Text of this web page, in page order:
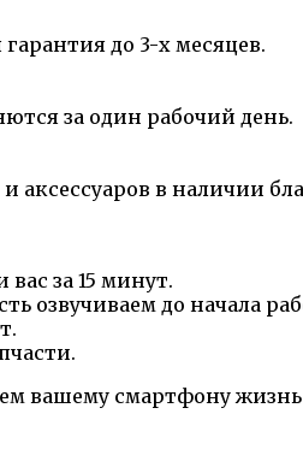
до 3-х месяцев.
за один рабочий день.
аксессуаров в наличии
вас за 15 минут.
озвучиваем до начала
вашему смартфону жизнь